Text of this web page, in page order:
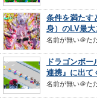
条件を満たす
身）のLV最大
名前が無い＠た
ドラゴンボ
連携』に出て
名前が無い＠た